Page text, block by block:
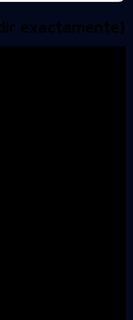
exactamente)